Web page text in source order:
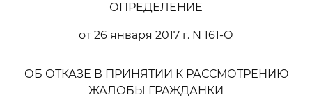
ОПРЕДЕЛЕНИЕ
от 26 января 2017 г. N 161-О
ОБ ОТКАЗЕ В ПРИНЯТИИ К РАССМОТРЕНИЮ
ЖАЛОБЫ ГРАЖДАНКИ